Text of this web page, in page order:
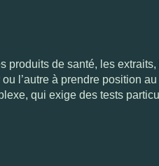
de santé, les
l’autre à prendre position
qui exige des tests